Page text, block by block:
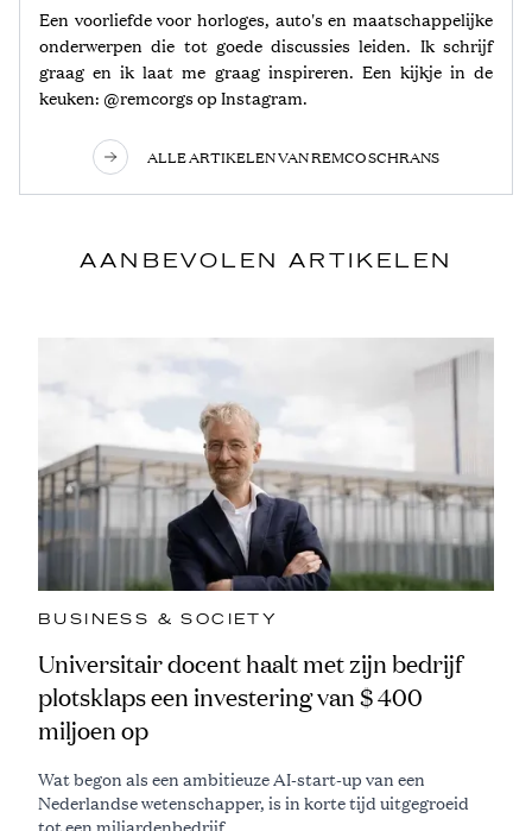
Een voorliefde voor horloges, auto's en maatschappelijke
onderwerpen die tot goede discussies leiden. Ik schrijf
graag en ik laat me graag inspireren. Een kijkje in de
keuken: @remcorgs op Instagram.
ALLE ARTIKELEN VAN REMCO SCHRANS
AANBEVOLEN ARTIKELEN
BUSINESS & SOCIETY
Universitair docent haalt met zijn bedrijf
plotsklaps een investering van $ 400
miljoen op
Wat begon als een ambitieuze AI-start-up van een
Nederlandse wetenschapper, is in korte tijd uitgegroeid